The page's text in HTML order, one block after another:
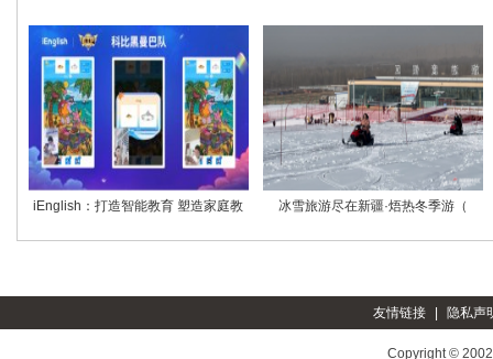
iEnglish：打造智能教育 塑造家庭教 冰雪旅游尽在新疆·焐热冬季游（
友情链接 隐私声
Copyright ©